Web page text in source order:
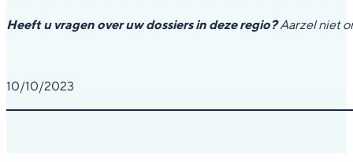
Heeft u vragen over uw dossiers in deze regio?Aarzel niet
10/10/2023